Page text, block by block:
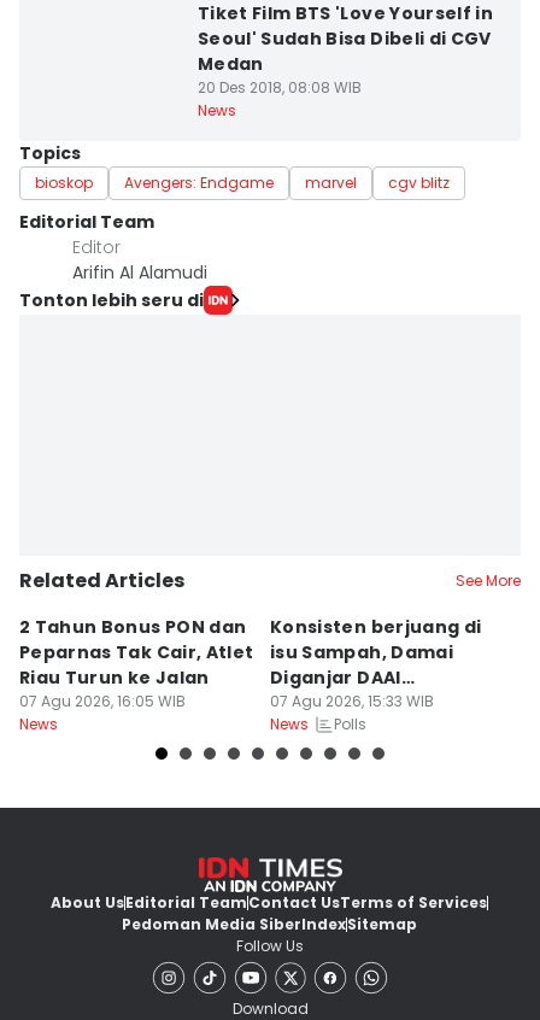
Tiket Film BTS 'Love Yourself in
Seoul' Sudah Bisa Dibeli di CGV
Medan
20 Des 2018, 08:08 WIB
News
Topics
bioskop Avengers: Endgame marvel cgv blitz
Editorial Team
Editor
Arifin Al Alamudi
Tonton lebih seru di
Related Articles See More
2 Tahun Bonus PON dan
Peparnas Tak Cair, Atlet
Riau Turun ke Jalan
07 Agu 2026, 16:05 WIB
News
Konsisten berjuang di
isu Sampah, Damai
Diganjar DAAI
Inspiration Award 2026
07 Agu 2026, 15:33 WIB
News
Polls
About UsEditorial TeamContact UsTerms of Services
Pedoman Media SiberIndexSitemap
Follow Us
Download